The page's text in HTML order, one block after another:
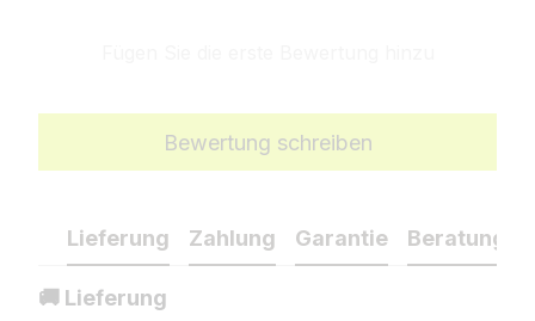
Bewertung schreiben
Lieferung Zahlung Garantie Beratung
🚚 Lieferung